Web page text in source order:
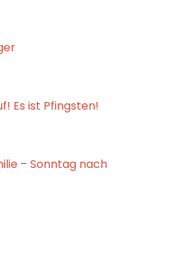
Es ist Pfingsten!
– Sonntag nach